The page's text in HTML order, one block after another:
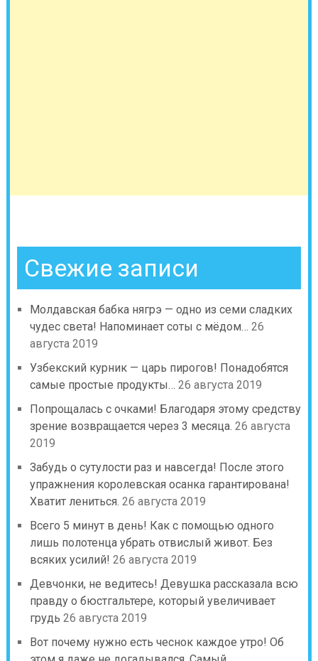
Свежие записи
Молдавская бабка нягрэ — одно из семи сладких
чудес света! Напоминает соты с мёдом… 26
августа 2019
Узбекский курник — царь пирогов! Понадобятся
самые простые продукты… 26 августа 2019
Попрощалась с очками! Благодаря этому средству
зрение возвращается через 3 месяца. 26 августа
2019
Забудь о сутулости раз и навсегда! После этого
упражнения королевская осанка гарантирована!
Хватит лениться. 26 августа 2019
Всего 5 минут в день! Как с помощью одного
лишь полотенца убрать отвислый живот. Без
всяких усилий! 26 августа 2019
Девчонки, не ведитесь! Девушка рассказала всю
правду о бюстгальтере, который увеличивает
грудь 26 августа 2019
Вот почему нужно есть чеснок каждое утро! Об